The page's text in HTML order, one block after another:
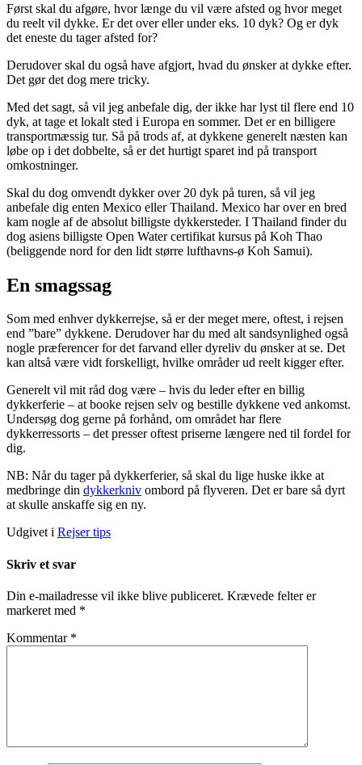
Først skal du afgøre, hvor længe du vil være afsted og hvor meget
du reelt vil dykke. Er det over eller under eks. 10 dyk? Og er dyk
det eneste du tager afsted for?
Derudover skal du også have afgjort, hvad du ønsker at dykke efter.
Det gør det dog mere tricky.
Med det sagt, så vil jeg anbefale dig, der ikke har lyst til flere end 10
dyk, at tage et lokalt sted i Europa en sommer. Det er en billigere
transportmæssig tur. Så på trods af, at dykkene generelt næsten kan
løbe op i det dobbelte, så er det hurtigt sparet ind på transport
omkostninger.
Skal du dog omvendt dykker over 20 dyk på turen, så vil jeg
anbefale dig enten Mexico eller Thailand. Mexico har over en bred
kam nogle af de absolut billigste dykkersteder. I Thailand finder du
dog asiens billigste Open Water certifikat kursus på Koh Thao
(beliggende nord for den lidt større lufthavns-ø Koh Samui).
En smagssag
Som med enhver dykkerrejse, så er der meget mere, oftest, i rejsen
end ”bare” dykkene. Derudover har du med alt sandsynlighed også
nogle præferencer for det farvand eller dyreliv du ønsker at se. Det
kan altså være vidt forskelligt, hvilke områder ud reelt kigger efter.
Generelt vil mit råd dog være – hvis du leder efter en billig
dykkerferie – at booke rejsen selv og bestille dykkene ved ankomst.
Undersøg dog gerne på forhånd, om området har flere
dykkerressorts – det presser oftest priserne længere ned til fordel for
dig.
NB: Når du tager på dykkerferier, så skal du lige huske ikke at
medbringe din dykkerkniv ombord på flyveren. Det er bare så dyrt
at skulle anskaffe sig en ny.
Udgivet i Rejser tips
Skriv et svar
Din e-mailadresse vil ikke blive publiceret. Krævede felter er
markeret med *
Kommentar *